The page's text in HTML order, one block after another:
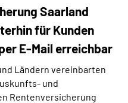
Saarland
für Kunden
E-Mail erreichbar
Ländern vereinbarten
und
Rentenversicherung